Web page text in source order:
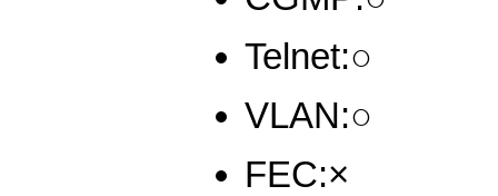
Telnet:○
VLAN:○
FEC:×